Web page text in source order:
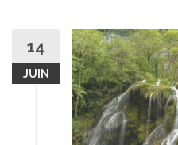
14
JUIN